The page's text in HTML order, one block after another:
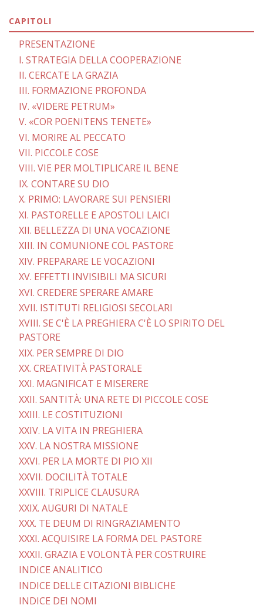
CAPITOLI
PRESENTAZIONE
I. STRATEGIA DELLA COOPERAZIONE
II. CERCATE LA GRAZIA
III. FORMAZIONE PROFONDA
IV. «VIDERE PETRUM»
V. «COR POENITENS TENETE»
VI. MORIRE AL PECCATO
VII. PICCOLE COSE
VIII. VIE PER MOLTIPLICARE IL BENE
IX. CONTARE SU DIO
X. PRIMO: LAVORARE SUI PENSIERI
XI. PASTORELLE E APOSTOLI LAICI
XII. BELLEZZA DI UNA VOCAZIONE
XIII. IN COMUNIONE COL PASTORE
XIV. PREPARARE LE VOCAZIONI
XV. EFFETTI INVISIBILI MA SICURI
XVI. CREDERE SPERARE AMARE
XVII. ISTITUTI RELIGIOSI SECOLARI
XVIII. SE C'È LA PREGHIERA C'È LO SPIRITO DEL
PASTORE
XIX. PER SEMPRE DI DIO
XX. CREATIVITÀ PASTORALE
XXI. MAGNIFICAT E MISERERE
XXII. SANTITÀ: UNA RETE DI PICCOLE COSE
XXIII. LE COSTITUZIONI
XXIV. LA VITA IN PREGHIERA
XXV. LA NOSTRA MISSIONE
XXVI. PER LA MORTE DI PIO XII
XXVII. DOCILITÀ TOTALE
XXVIII. TRIPLICE CLAUSURA
XXIX. AUGURI DI NATALE
XXX. TE DEUM DI RINGRAZIAMENTO
XXXI. ACQUISIRE LA FORMA DEL PASTORE
XXXII. GRAZIA E VOLONTÀ PER COSTRUIRE
INDICE ANALITICO
INDICE DELLE CITAZIONI BIBLICHE
INDICE DEI NOMI